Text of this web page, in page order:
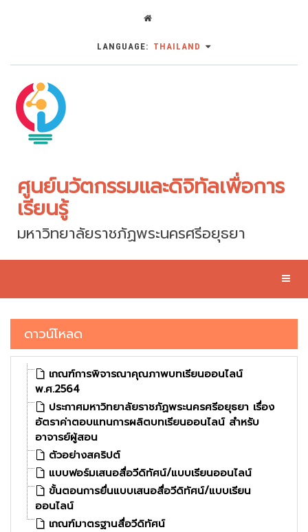
LANGUAGE: THAILAND
ศูนย์นวัตกรรมและดิจิทัลเพื่อการ
เรียนรู้
มหาวิทยาลัยราชภัฏพระนครศรีอยุธยา
ดาวน์โหลด
เกณฑ์การพิจารณาคุณภาพบทเรียนออนไลน์
พ.ศ.2564
ประกาศมหาวิทยาลัยราชภัฏพระนครศรีอยุธยา เรื่อง
อัตราค่าตอบแทนการผลิตบทเรียนออนไลน์ สำหรับ
อาจารย์ผู้สอน
ตัวอย่างสคริปต์
แบบฟอร์มเสนอสื่อวีดิทัศน์/แบบเรียนออนไลน์
ขั้นตอนการยื่นแบบเสนอสื่อวีดิทัศน์/แบบเรียน
ออนไลน์
เกณฑ์มาตรฐานสื่อวีดิทัศน์